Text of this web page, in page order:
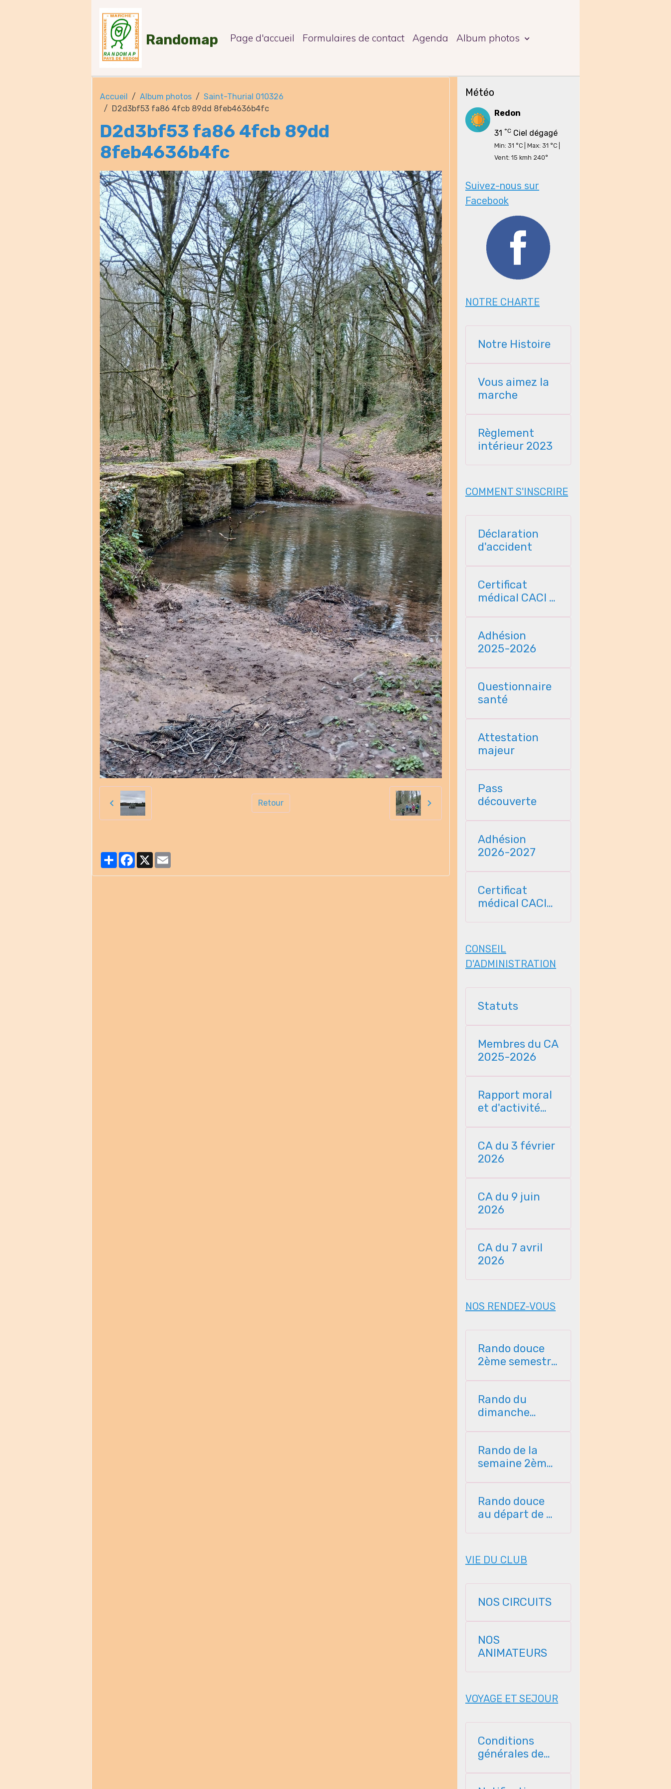
Randomap Page d'accueil Formulaires de contact Agenda Album photos
Accueil Album photos
Saint-Thurial 010326
D2d3bf53 fa86 4fcb 89dd 8feb4636b4fc
D2d3bf53 fa86 4fcb 89dd
8feb4636b4fc
Retour
PartagerFacebook
X
Météo
Redon
31 °C Ciel dégagé
Min: 31 °C | Max: 31 °C |
Vent: 15 kmh 240°
Suivez-nous sur
Facebook
NOTRE CHARTE
Notre Histoire
Vous aimez la
marche
Règlement
intérieur 2023
COMMENT S'INSCRIRE
Déclaration
d'accident
Certificat
médical CACI -
Adhésion
2025-2026
Questionnaire
santé
Attestation
majeur
Pass
découverte
Adhésion
2026-2027
Certificat
médical CACI
CONSEIL
D'ADMINISTRATION
Statuts
Membres du CA
2025-2026
Rapport moral
et d'activité
CA du 3 février
2026
CA du 9 juin
2026
CA du 7 avril
2026
NOS RENDEZ-VOUS
Rando douce
2ème semestre
Rando du
dimanche
Rando de la
semaine 2ème
Rando douce
au départ de St
VIE DU CLUB
NOS CIRCUITS
NOS
ANIMATEURS
VOYAGE ET SEJOUR
Conditions
générales de